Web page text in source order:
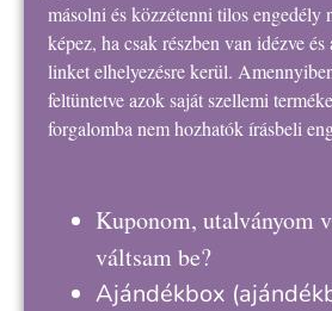
másolni és közzétenni tilos
képez, ha csak részben van idézve
linket elhelyezésre kerül.
feltüntetve azok saját szellemi
forgalomba nem hozhatók írásbeli
Kuponom, utalványom
váltsam be?
Ajándékbox